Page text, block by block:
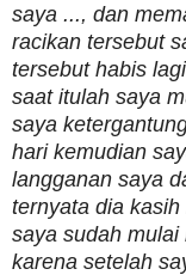
saya ..., dan
racikan tersebut
tersebut habis
saat itulah saya
saya
hari kemudian
langganan saya
ternyata dia
saya sudah
karena setelah